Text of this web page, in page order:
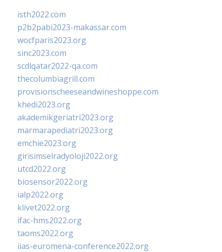
isth2022.com
p2b2pabi2023-makassar.com
wocfparis2023.org
sinc2023.com
scdlqatar2022-qa.com
thecolumbiagrill.com
provisionscheeseandwineshoppe.com
khedi2023.org
akademikgeriatri2023.org
marmarapediatri2023.org
emchie2023.org
girisimselradyoloji2022.org
utcd2022.org
biosensor2022.org
ialp2022.org
klivet2022.org
ifac-hms2022.org
taoms2022.org
iias-euromena-conference2022.org